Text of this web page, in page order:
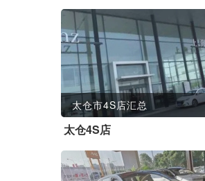
太仓市4S店汇总
太仓4S店